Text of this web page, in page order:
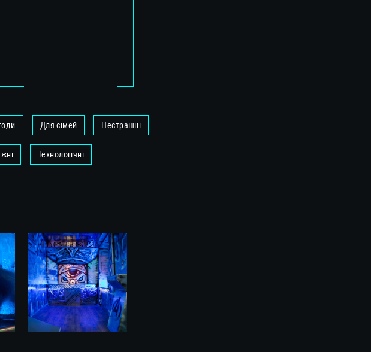
Для сімей Нестрашні
Технологічні